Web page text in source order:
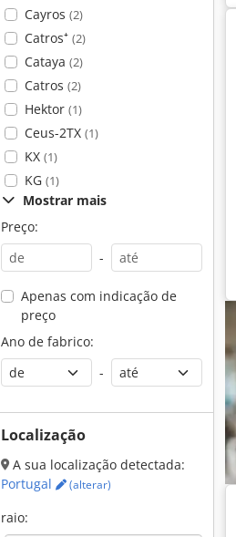
Cayros (2)
Catros⁺ (2)
Cataya (2)
Catros (2)
Hektor (1)
Ceus-2TX (1)
KX (1)
KG (1)
Mostrar mais
Preço:
-
Apenas com indicação de
preço
Ano de fabrico:
-
Localização
A sua localização detectada:
Portugal
(alterar)
raio: